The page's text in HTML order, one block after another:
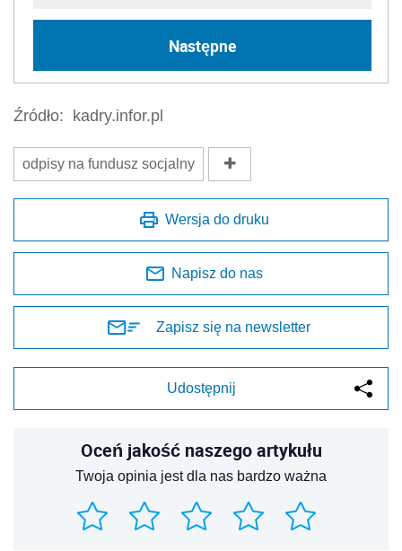
Następne
Źródło: kadry.infor.pl
odpisy na fundusz socjalny
Wersja do druku
Napisz do nas
Zapisz się na newsletter
Udostępnij
Oceń jakość naszego artykułu
Twoja opinia jest dla nas bardzo ważna